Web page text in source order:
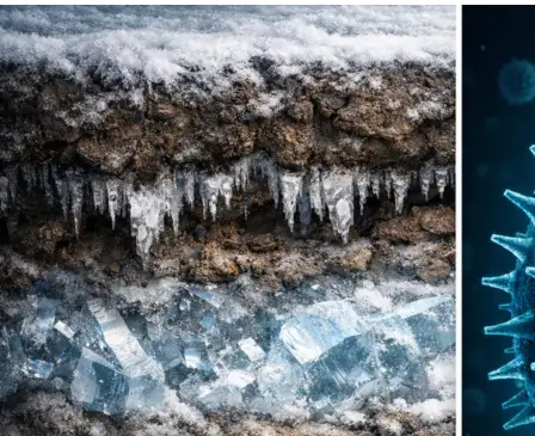
Cambio
Climático